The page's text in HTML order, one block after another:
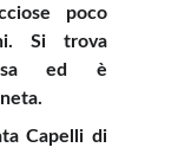
poco
Si trova
ed è
Capelli di